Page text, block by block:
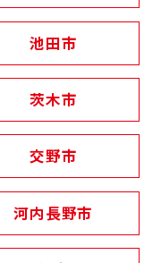
池田市
茨木市
交野市
河内長野市